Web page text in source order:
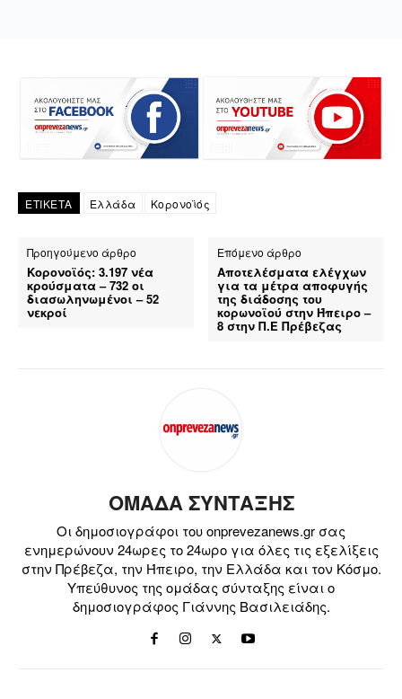
ΕΤΙΚΕΤΑ Ελλάδα Κορονοϊός
Προηγούμενο άρθρο
Κορονοϊός: 3.197 νέα
κρούσματα – 732 οι
διασωληνωμένοι – 52
νεκροί
Επόμενο άρθρο
Αποτελέσματα ελέγχων
για τα μέτρα αποφυγής
της διάδοσης του
κορωνοϊού στην Ήπειρο –
8 στην Π.Ε Πρέβεζας
ΟΜΑΔΑ ΣΥΝΤΑΞΗΣ
Οι δημοσιογράφοι του onprevezanews.gr σας
ενημερώνουν 24ωρες το 24ωρο για όλες τις εξελίξεις
στην Πρέβεζα, την Ήπειρο, την Ελλάδα και τον Κόσμο.
Υπεύθυνος της ομάδας σύνταξης είναι ο
δημοσιογράφος Γιάννης Βασιλειάδης.